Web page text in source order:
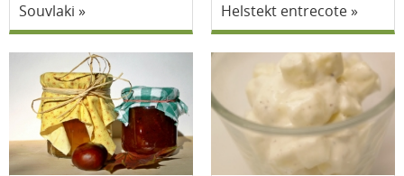
Souvlaki Helstekt entrecote